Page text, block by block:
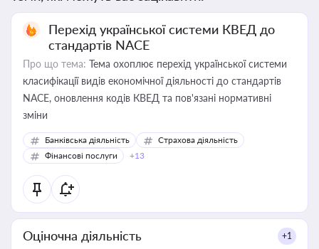
Перехід української системи КВЕД до
стандартів NACE
Про що тема: Тема охоплює перехід української системи
класифікації видів економічної діяльності до стандартів
NACE, оновлення кодів КВЕД та пов'язані нормативні
зміни
Банківська діяльність
Страхова діяльність
Фінансові послуги
+13
Оціночна діяльність +1